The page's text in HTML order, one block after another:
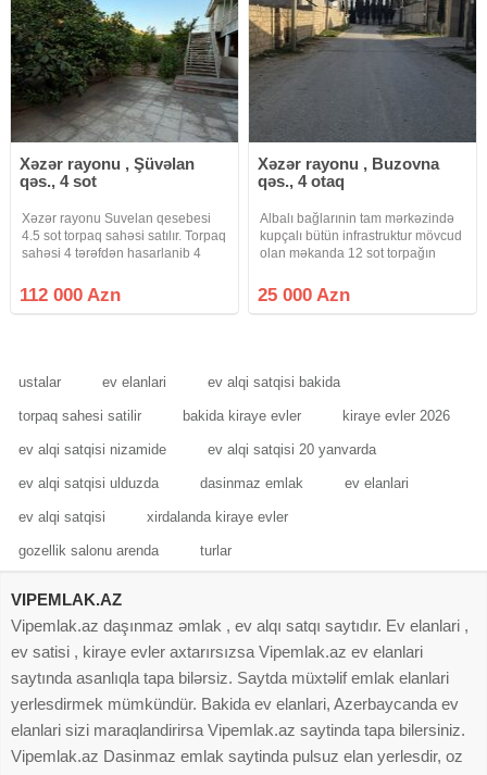
Xəzər rayonu , Şüvəlan
qəs., 4 sot
Xəzər rayonu Suvelan qesebesi
4.5 sot torpaq sahəsi satılır. Torpaq
sahəsi 4 tərəfdən hasarlanib 4
villalardi.Qazi.isigi, suyu
daimidir.Ətrafli məlumat almaq
112 000 Azn
Xəzər rayonu , Buzovna
qəs., 4 otaq
Albalı bağlarınin tam mərkəzində
kupçalı bütün infrastruktur mövcud
olan məkanda 12 sot torpağın
25 000 Azn
ustalar ev elanlari ev alqi satqisi bakida
torpaq sahesi satilir bakida kiraye evler kiraye evler 2026
ev alqi satqisi nizamide ev alqi satqisi 20 yanvarda
ev alqi satqisi ulduzda dasinmaz emlak ev elanlari
ev alqi satqisi xirdalanda kiraye evler
gozellik salonu arenda turlar
VIPEMLAK.AZ
Vipemlak.az daşınmaz əmlak , ev alqı satqı saytıdır. Ev elanlari ,
ev satisi , kiraye evler axtarırsızsa Vipemlak.az ev elanlari
saytında asanlıqla tapa bilərsiz. Saytda müxtəlif emlak elanlari
yerlesdirmek mümkündür. Bakida ev elanlari, Azerbaycanda ev
elanlari sizi maraqlandirirsa Vipemlak.az saytinda tapa bilersiniz.
Vipemlak.az Dasinmaz emlak saytinda pulsuz elan yerlesdir, oz